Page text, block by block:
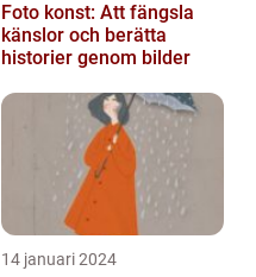
Foto konst: Att fängsla
känslor och berätta
historier genom bilder
14 januari 2024